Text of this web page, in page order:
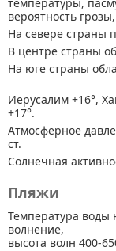
вероятность
На севере страны
В центре страны
На юге страны
Иерусалим +16°,
+17°.
Атмосферное
ст.
Солнечная
Пляжи
Температура воды
волнение,
высота волн 400-